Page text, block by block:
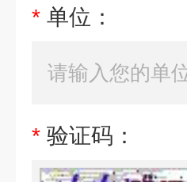
* 单位：
* 验证码：